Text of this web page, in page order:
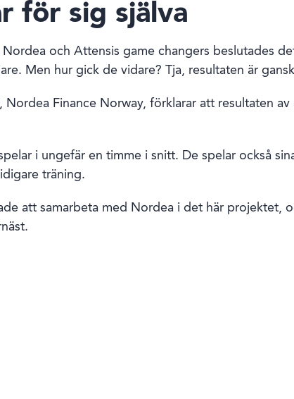
för sig själva
och Attensis game changers beslutades
Men hur gick de vidare? Tja, resultaten är
Nordea Finance Norway, förklarar att resultaten
i ungefär en timme i snitt. De spelar också
träning.
att samarbeta med Nordea i det här projektet,